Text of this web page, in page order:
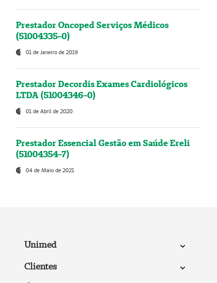
Prestador Oncoped Serviços Médicos
(51004335-0)
01 de Janeiro de 2019
Prestador Decordis Exames Cardiológicos
LTDA (51004346-0)
01 de Abril de 2020
Prestador Essencial Gestão em Saúde Ereli
(51004354-7)
04 de Maio de 2021
Unimed
Clientes